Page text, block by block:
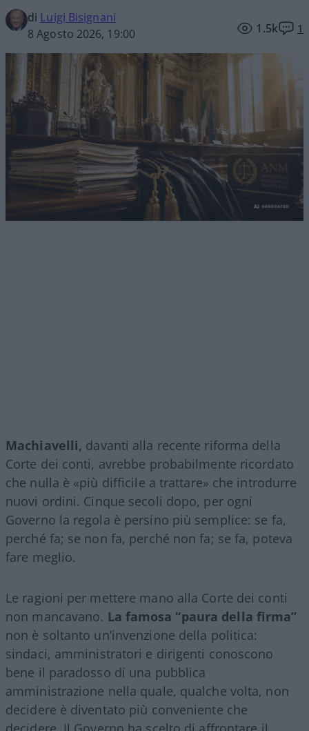
di Luigi Bisignani
8 Agosto 2026, 19:00
1.5k 1
Machiavelli, davanti alla recente riforma della
Corte dei conti, avrebbe probabilmente ricordato
che nulla è «più difficile a trattare» che introdurre
nuovi ordini. Cinque secoli dopo, per ogni
Governo la regola è persino più semplice: se fa,
perché fa; se non fa, perché non fa; se fa, poteva
fare meglio.
Le ragioni per mettere mano alla Corte dei conti
non mancavano. La famosa “paura della firma”
non è soltanto un’invenzione della politica:
sindaci, amministratori e dirigenti conoscono
bene il paradosso di una pubblica
amministrazione nella quale, qualche volta, non
decidere è diventato più conveniente che